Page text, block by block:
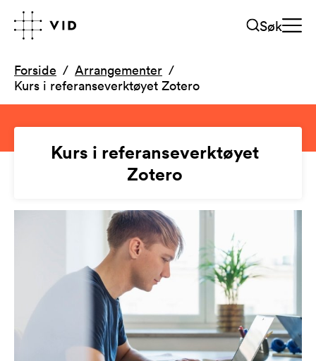
Søk
Forside
Arrangementer
Kurs i referanseverktøyet Zotero
Kurs i referanseverktøyet
Zotero